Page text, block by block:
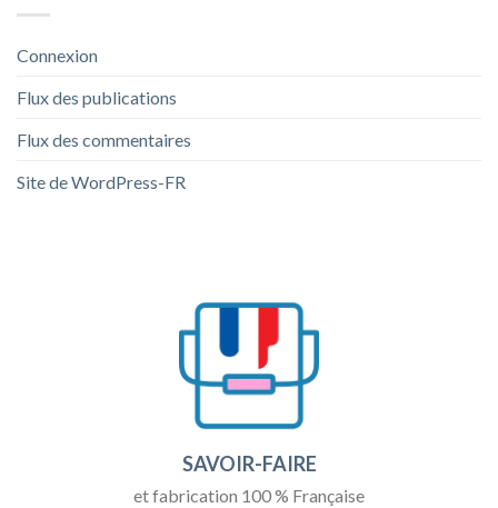
Connexion
Flux des publications
Flux des commentaires
Site de WordPress-FR
SAVOIR-FAIRE
et fabrication 100 % Française